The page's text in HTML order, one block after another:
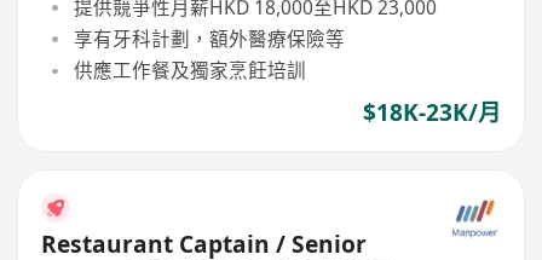
提供競爭性月薪HKD 18,000至HKD 23,000
享有牙科計劃，額外醫療保險等
供應工作餐及獨家烹飪培訓
$18K-23K/月
Restaurant Captain / Senior